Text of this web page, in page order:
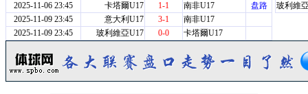
2025-11-06 23:45
卡塔爾U17 1-1 南非U17
盘路
2025-11-09 23:45
意大利U17 3-1
南非U17
2025-11-09 23:45
玻利維亞U17 0-0 卡塔爾U17
玻利維